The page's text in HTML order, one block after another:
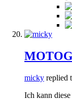
micky replied
Ich kann